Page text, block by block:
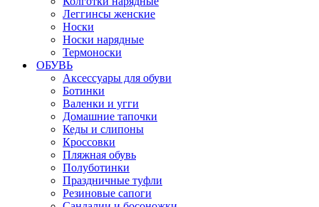
Леггинсы женские
Носки
Носки нарядные
Термоноски
ОБУВЬ
Аксессуары для обуви
Ботинки
Валенки и угги
Домашние тапочки
Кеды и слипоны
Кроссовки
Пляжная обувь
Полуботинки
Праздничные туфли
Резиновые сапоги